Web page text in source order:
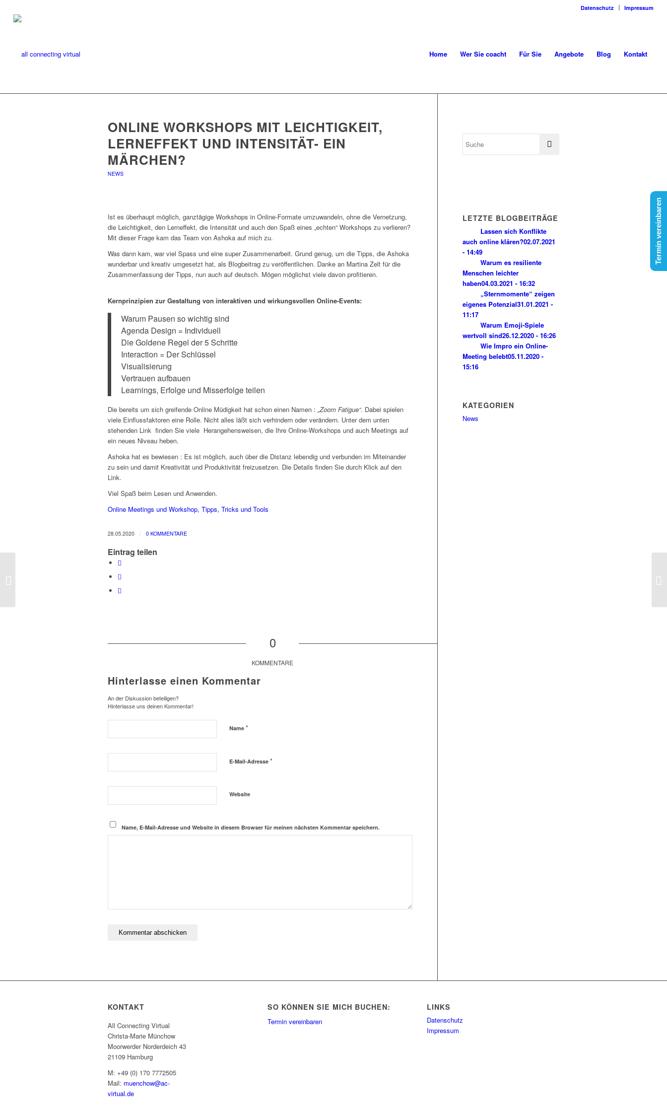
Datenschutz Impressum
Home Wer Sie coacht Für Sie Angebote Blog Kontakt
ONLINE WORKSHOPS MIT LEICHTIGKEIT,
LERNEFFEKT UND INTENSITÄT- EIN
MÄRCHEN?
NEWS
Ist es überhaupt möglich, ganztägige Workshops in Online-Formate umzuwandeln, ohne die Vernetzung,
die Leichtigkeit, den Lerneffekt, die Intensität und auch den Spaß eines „echten“ Workshops zu verlieren?
Mit dieser Frage kam das Team von Ashoka auf mich zu.
Was dann kam, war viel Spass und eine super Zusammenarbeit. Grund genug, um die Tipps, die Ashoka
wunderbar und kreativ umgesetzt hat, als Blogbeitrag zu veröffentlichen. Danke an Martina Zelt für die
Zusammenfassung der Tipps, nun auch auf deutsch. Mögen möglichst viele davon profitieren.
Kernprinzipien zur Gestaltung von interaktiven und wirkungsvollen Online-Events:
Warum Pausen so wichtig sind
Agenda Design = Individuell
Die Goldene Regel der 5 Schritte
Interaction = Der Schlüssel
Visualisierung
Vertrauen aufbauen
Learnings, Erfolge und Misserfolge teilen
Die bereits um sich greifende Online Müdigkeit hat schon einen Namen : „Zoom Fatigue“. Dabei spielen
viele Einflussfaktoren eine Rolle. Nicht alles läßt sich verhindern oder verändern. Unter dem unten
stehenden Link finden Sie viele Herangehensweisen, die Ihre Online-Workshops und auch Meetings auf
ein neues Niveau heben.
Ashoka hat es bewiesen : Es ist möglich, auch über die Distanz lebendig und verbunden im Miteinander
zu sein und damit Kreativität und Produktivität freizusetzen. Die Details finden Sie durch Klick auf den
Link.
Viel Spaß beim Lesen und Anwenden.
Online Meetings und Workshop, Tipps, Tricks und Tools
28.05.2020 / 0 KOMMENTARE
Eintrag teilen
0
KOMMENTARE
Hinterlasse einen Kommentar
An der Diskussion beteiligen?
Hinterlasse uns deinen Kommentar!
Name *
E-Mail-Adresse *
Website
Name, E-Mail-Adresse und Website in diesem Browser für meinen nächsten Kommentar speichern.
LETZTE BLOGBEITRÄGE
Lassen sich Konflikte
auch online klären?02.07.2021
- 14:49
Warum es resiliente
Menschen leichter
haben04.03.2021 - 16:32
„Sternmomente“ zeigen
eigenes Potenzial31.01.2021 -
11:17
Warum Emoji-Spiele
wertvoll sind26.12.2020 - 16:26
Wie Impro ein Online-
Meeting belebt05.11.2020 -
15:16
KATEGORIEN
News
KONTAKT
All Connecting Virtual
Christa-Marie Münchow
Moorwerder Norderdeich 43
21109 Hamburg
M: +49 (0) 170 7772505
Mail: muenchow@ac-
virtual.de
SO KÖNNEN SIE MICH BUCHEN:
Termin vereinbaren
LINKS
Datenschutz
Impressum
Termin vereinbaren